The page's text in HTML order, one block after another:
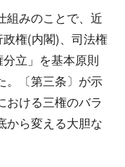
組みのことで、近
権(内閣)、司法権
立」を基本原則
。〔第三条〕が示
おける三権のバラ
から変える大胆な